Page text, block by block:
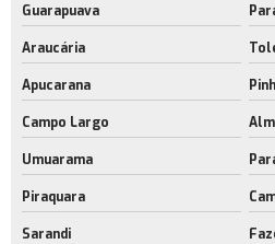
Empresa de galpões logísticos modernos
Guarapuava
Araucária
Apucarana
Campo Largo
Umuarama
Piraquara
Sarandi